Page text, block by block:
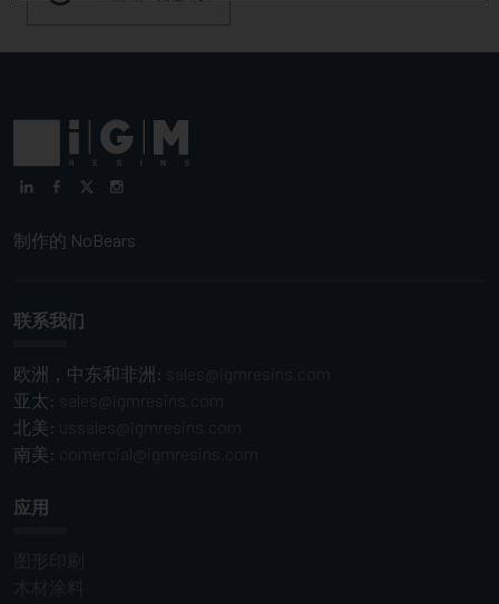
制作的 NoBears
联系我们
欧洲，中东和非洲:
亚太:
北美:
南美:
应用